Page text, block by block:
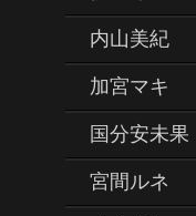
内山美紀
加宮マキ
国分安未果
宮間ルネ